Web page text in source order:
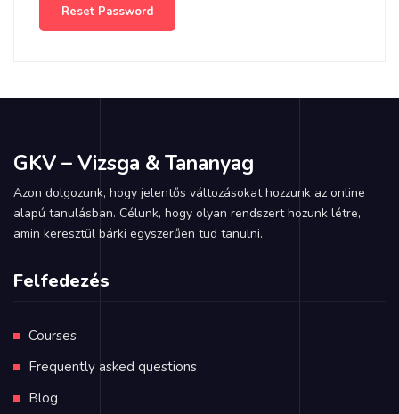
Reset Password
GKV – Vizsga & Tananyag
Azon dolgozunk, hogy jelentős változásokat hozzunk az online
alapú tanulásban. Célunk, hogy olyan rendszert hozunk létre,
amin keresztül bárki egyszerűen tud tanulni.
Felfedezés
Courses
Frequently asked questions
Blog